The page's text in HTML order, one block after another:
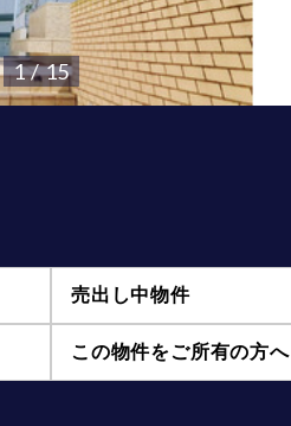
1 / 15
売出し中物件
この物件をご所有の方へ